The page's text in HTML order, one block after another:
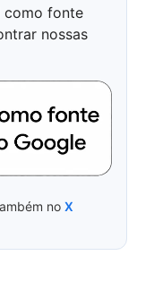
como fonte
nossas
no X